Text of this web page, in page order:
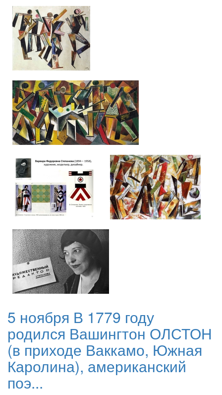
5 ноября В 1779 году
родился Вашингтон ОЛСТОН
(в приходе Ваккамо, Южная
Каролина), американский
поэ...